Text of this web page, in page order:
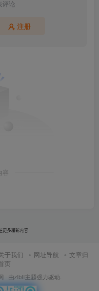
评论
注册
容
于我们 网址导航
文章归
页
· 由zibll主题强力驱动.